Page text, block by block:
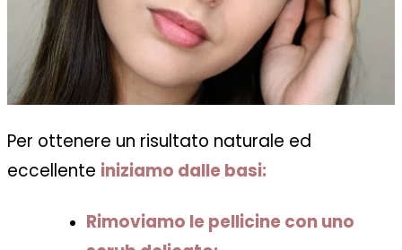
Per ottenere un risultato naturale ed
eccellente iniziamo dalle basi:
Rimoviamo le pellicine con uno